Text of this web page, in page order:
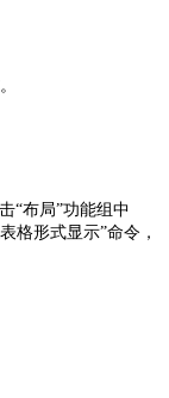
“布局”功能组中
格形式显示”命令，